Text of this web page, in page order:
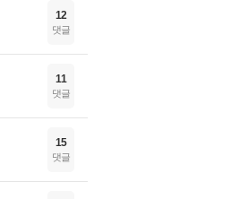
12
댓글
11
댓글
15
댓글